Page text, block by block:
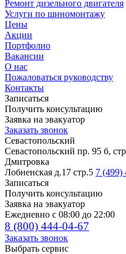
Ремонт дизельного двигателя
Услуги по шиномонтажу
Цены
Акции
Портфолио
Вакансии
О нас
Пожаловаться руководству
Контакты
Записаться
Получить консультацию
Заявка на эвакуатор
Заказать звонок
Севастопольский
Севастопольский пр. 95 б,
Дмитровка
Лобненская д.17 стр.5 7 (499)
Записаться
Получить консультацию
Заявка на эвакуатор
Ежедневно с 08:00 до 22:00
8 (800) 444-04-67
Заказать звонок
Выбрать сервис